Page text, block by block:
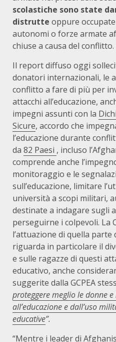
scolastiche sono state
distrutte oppure
autonomi o forze armate
chiuse a causa del conflitto.
Il report diffuso oggi
donatori internazionali, le
conflitto a fare di più per
attacchi all’educazione,
impegni assunti con la
Sicure, accordo che
l’educazione durante
da 82 Paesi , incluso
comprende anche
monitoraggio e le
sull’educazione, limitare
università a scopi militari,
destinate a indagare sugli
perseguirne i colpevoli. La
l’attuazione di quella parte
riguarda in particolare il
e sulle ragazze di questi
educativo, anche
suggerite dalla GCPEA
proteggere meglio le donne
all’educazione e dall’uso
educative”.
“Mentre i leader di